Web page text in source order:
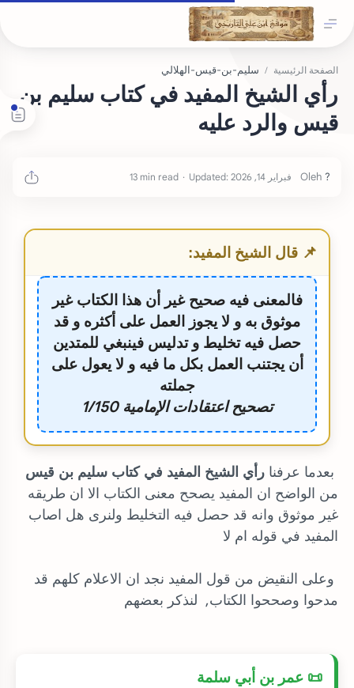
الصفحة الرئيسية سليم-بن-قيس-الهلالي
رأي الشيخ المفيد في كتاب سليم بن
قيس والرد عليه
13 min read
📌 قال الشيخ المفيد:
فالمعنى فيه صحيح غير أن هذا الكتاب غير
موثوق به و لا يجوز العمل على أكثره و قد
حصل فيه تخليط و تدليس فينبغي للمتدين
أن يجتنب العمل بكل ما فيه و لا يعول على
جملته‌
تصحيح اعتقادات الإمامية 1/150
بعدما عرفنا رأي الشيخ المفيد في كتاب سليم بن قيس
من الواضح ان المفيد يصحح معنى الكتاب الا ان طريقه
غير موثوق وانه قد حصل فيه التخليط ولنرى هل اصاب
المفيد في قوله ام لا
وعلى النقيض من قول المفيد نجد ان الاعلام كلهم قد
مدحوا وصححوا الكتاب, لنذكر بعضهم
📜 عمر بن أبي سلمة